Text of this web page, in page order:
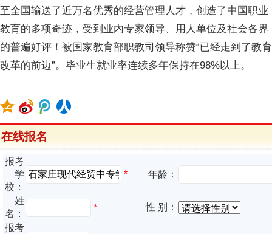
至全国输送了近万名优秀的经营管理人才，创造了中国职业
教育的多项奇迹，受到业内专家领导、用人单位及社会各界
的普遍好评！被国家教育部职教司领导称赞“已经走到了教育
改革的前边”。毕业生就业率连续多年保持在98%以上。
在线报名
报考
学
校：
* 年龄：
姓
名：
*
性 别：
报考